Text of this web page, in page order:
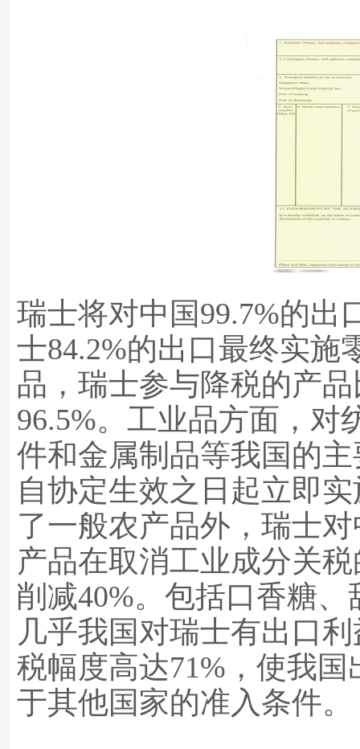
瑞士将对中国99.7%的出
士84.2%的出口最终实施
品，瑞士参与降税的产
96.5%。工业品方面，对
件和金属制品等我国的
自协定生效之日起立即
了一般农产品外，瑞士
产品在取消工业成分关
削减40%。包括口香糖
几乎我国对瑞士有出口
税幅度高达71%，使我
于其他国家的准入条件。